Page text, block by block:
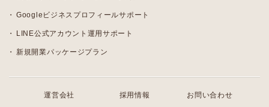
Googleビジネスプロフィールサポート
LINE公式アカウント運用サポート
新規開業パッケージプラン
運営会社 採用情報 お問い合わせ